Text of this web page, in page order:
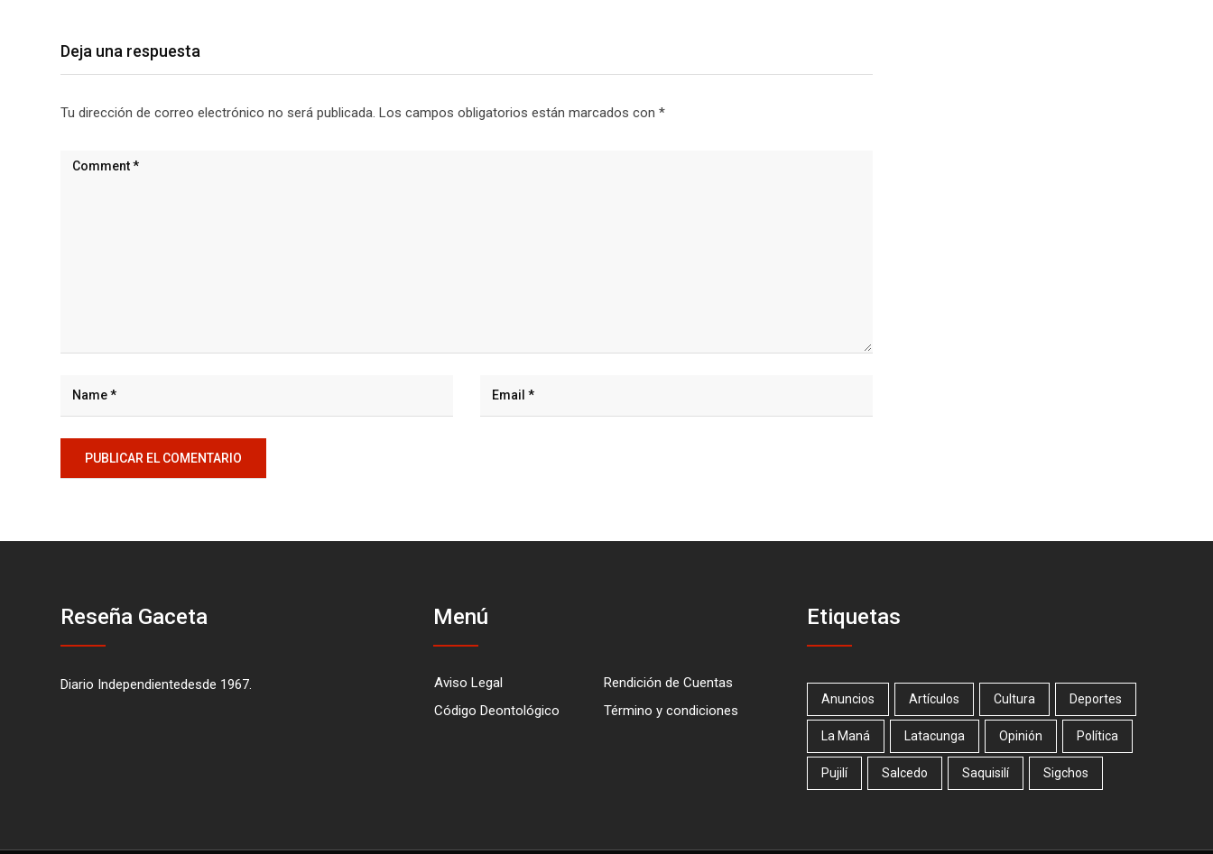
Deja una respuesta
Tu dirección de correo electrónico no será publicada. Los campos obligatorios están marcados con *
Reseña Gaceta
Diario Independientedesde 1967.
Menú
Aviso Legal
Rendición de Cuentas
Código Deontológico
Término y condiciones
Etiquetas
Anuncios Artículos Cultura Deportes
La Maná Latacunga Opinión Política
Pujilí Salcedo Saquisilí Sigchos